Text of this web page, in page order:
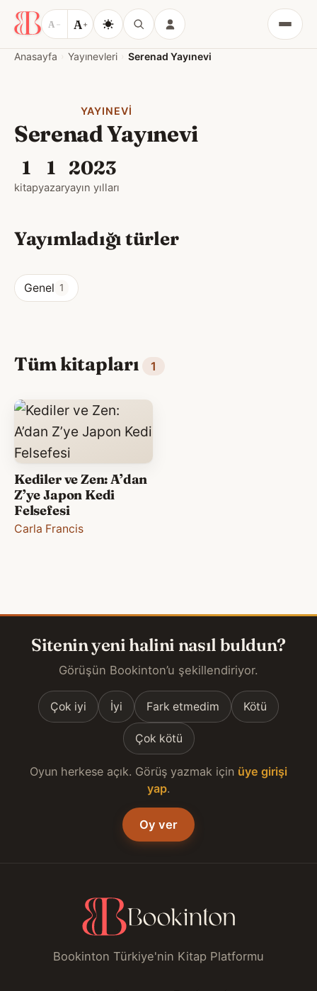
A − A+
Menü
Anasayfa Yayınevleri Serenad Yayınevi
YAYINEVI
Serenad Yayınevi
1
kitap
1
yazar
2023
yayın yılları
Yayımladığı türler
Genel 1
Tüm kitapları 1
Kediler ve Zen: A’dan
Z’ye Japon Kedi
Felsefesi
Carla Francis
Sitenin yeni halini nasıl buldun?
Görüşün Bookinton’u şekillendiriyor.
Çok iyi İyi Fark etmedim Kötü
Çok kötü
Oyun herkese açık. Görüş yazmak için üye girişi
yap.
Oy ver
Bookinton Türkiye'nin Kitap Platformu